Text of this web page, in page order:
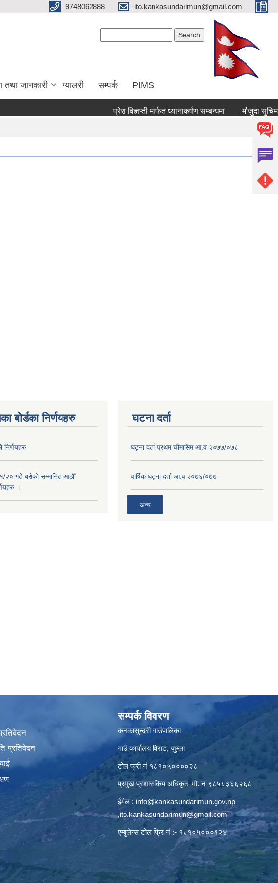
9748062888 ito.kankasundarimun@gmail.com
तथा जानकारी ग्यालरी सम्पर्क PIMS
प्रेस विज्ञप्ती मार्फत ध्यानाकर्षण सम्बन्धमा मौजुदा सुचिमा
बोर्डका निर्णयहरु
निर्णयहरु
२० गते बसेको सम्मानित आठौँ
।
घटना दर्ता
घट्ना दर्ता प्रथम चौमासिम आ.व २०७७/०७८
वार्षिक घट्ना दर्ता आ.व २०७६/०७७
अन्य
प्रतिवेदन
सम्पर्क विवरण
कनकासुन्दरी गाउँपालिका
गाउँ कार्यालय विराट, जुम्ला
टोल फ्री नं १८१०५००००२८
प्रमुख प्रशासकिय अधिकृत मो. नं ९८५८३६६२६८
ईमेल : info@kankasundarimun.gov.np
,ito.kankasundarimun@gmail.com
एम्बुलेन्स टोल फ्रि नं :- १८१०५०००१२४